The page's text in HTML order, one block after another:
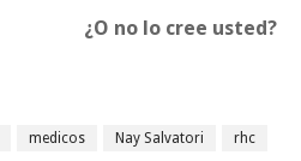
¿O no lo cree usted?
medicos Nay Salvatori rhc